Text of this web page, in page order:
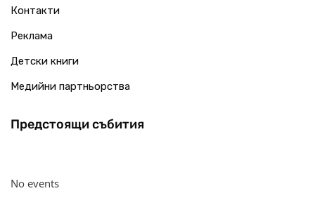
Контакти
Реклама
Детски книги
Медийни партньорства
Предстоящи събития
No events